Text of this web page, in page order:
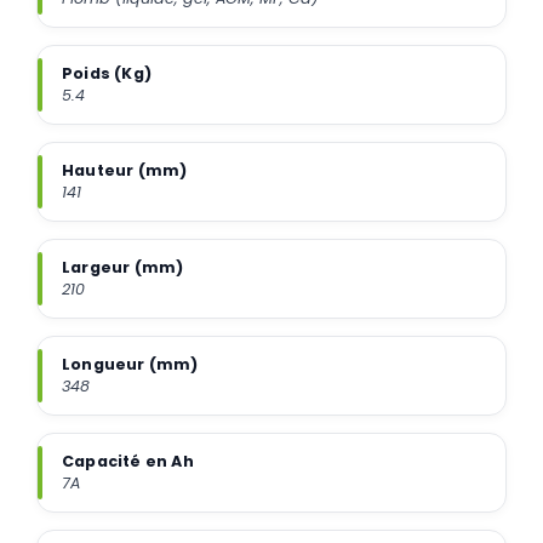
Poids (Kg)
5.4
Hauteur (mm)
141
Largeur (mm)
210
Longueur (mm)
348
Capacité en Ah
7A